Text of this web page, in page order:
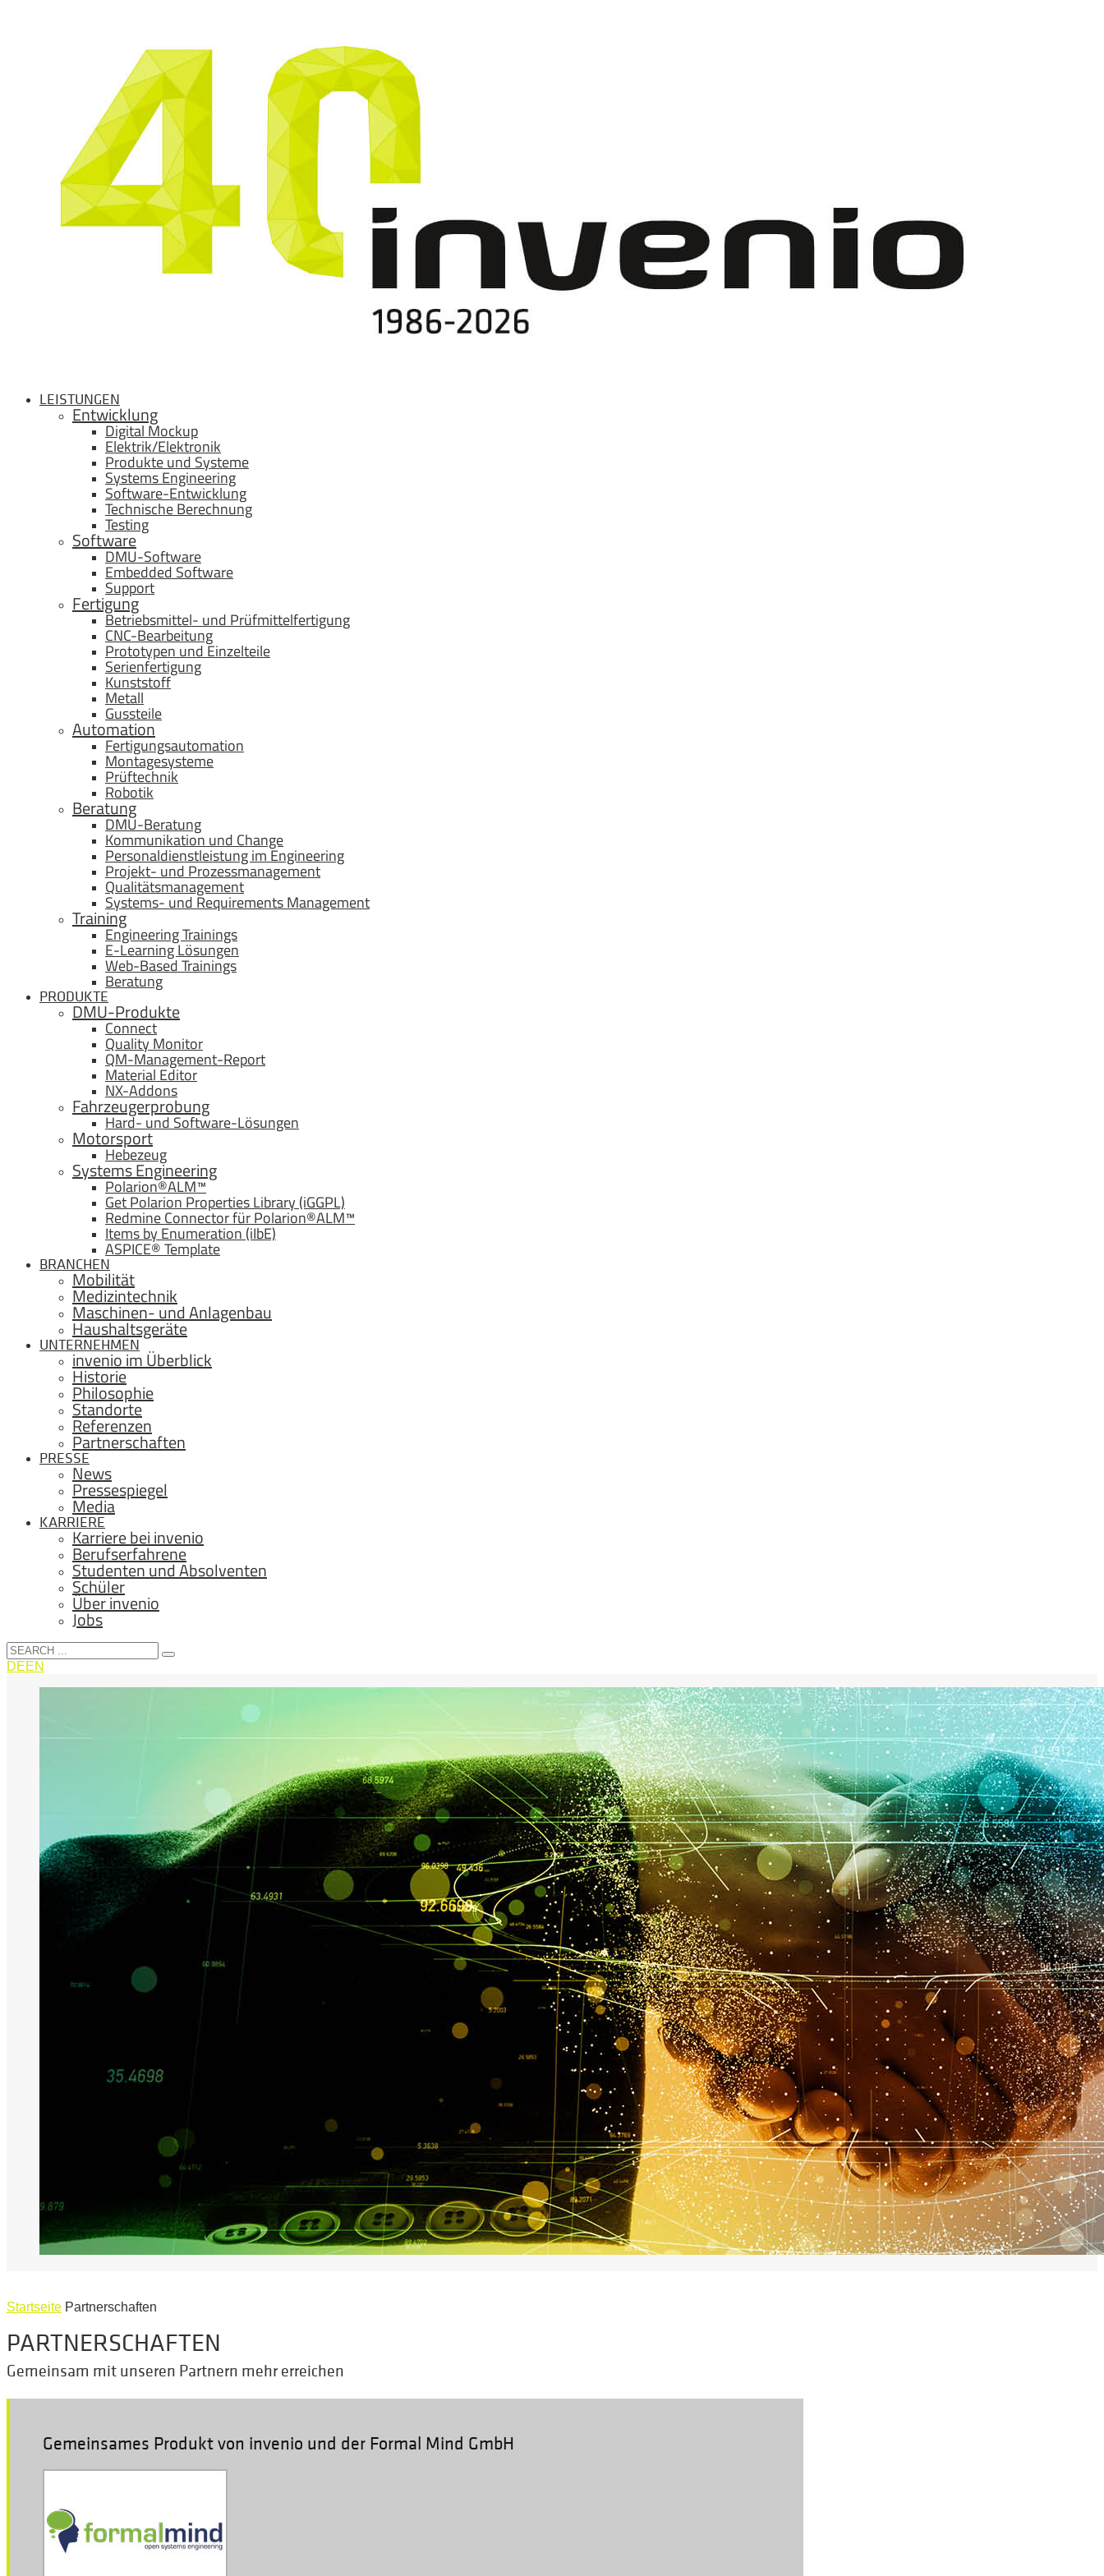
LEISTUNGEN
Entwicklung
Digital Mockup
Elektrik/Elektronik
Produkte und Systeme
Systems Engineering
Software-Entwicklung
Technische Berechnung
Testing
Software
DMU-Software
Embedded Software
Support
Fertigung
Betriebsmittel- und Prüfmittelfertigung
CNC-Bearbeitung
Prototypen und Einzelteile
Serienfertigung
Kunststoff
Metall
Gussteile
Automation
Fertigungsautomation
Montagesysteme
Prüftechnik
Robotik
Beratung
DMU-Beratung
Kommunikation und Change
Personaldienstleistung im Engineering
Projekt- und Prozessmanagement
Qualitätsmanagement
Systems- und Requirements Management
Training
Engineering Trainings
E-Learning Lösungen
Web-Based Trainings
Beratung
PRODUKTE
DMU-Produkte
Connect
Quality Monitor
QM-Management-Report
Material Editor
NX-Addons
Fahrzeugerprobung
Hard- und Software-Lösungen
Motorsport
Hebezeug
Systems Engineering
Polarion®ALM™
Get Polarion Properties Library (iGGPL)
Redmine Connector für Polarion®ALM™
Items by Enumeration (iIbE)
ASPICE® Template
BRANCHEN
Mobilität
Medizintechnik
Maschinen- und Anlagenbau
Haushaltsgeräte
UNTERNEHMEN
invenio im Überblick
Historie
Philosophie
Standorte
Referenzen
Partnerschaften
PRESSE
News
Pressespiegel
Media
KARRIERE
Karriere bei invenio
Berufserfahrene
Studenten und Absolventen
Schüler
Über invenio
Jobs
DEEN
Startseite Partnerschaften
PARTNERSCHAFTEN
Gemeinsam mit unseren Partnern mehr erreichen
Gemeinsames Produkt von invenio und der Formal Mind GmbH